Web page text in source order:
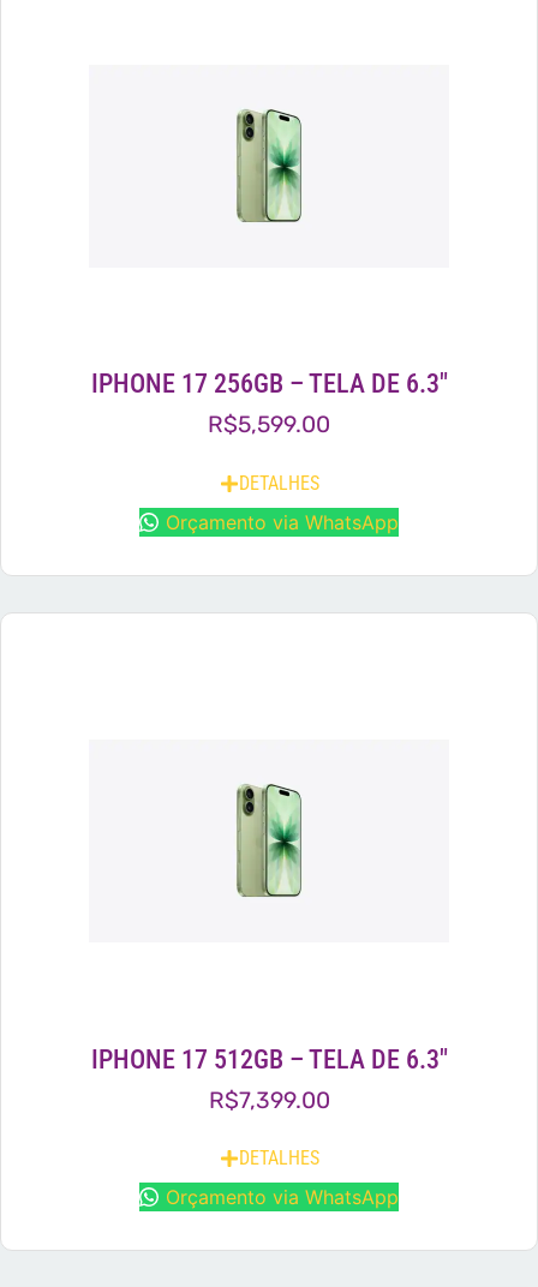
IPHONE 17 256GB – TELA DE 6.3″
R$5,599.00
DETALHES
Orçamento via WhatsApp
IPHONE 17 512GB – TELA DE 6.3″
R$7,399.00
DETALHES
Orçamento via WhatsApp